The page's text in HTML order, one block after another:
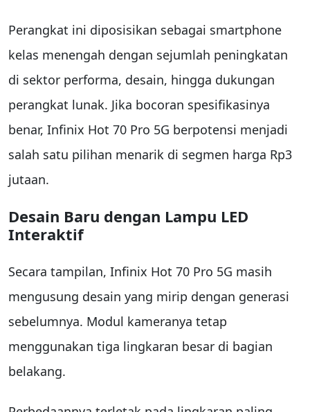
Perangkat ini diposisikan sebagai smartphone
kelas menengah dengan sejumlah peningkatan
di sektor performa, desain, hingga dukungan
perangkat lunak. Jika bocoran spesifikasinya
benar, Infinix Hot 70 Pro 5G berpotensi menjadi
salah satu pilihan menarik di segmen harga Rp3
jutaan.
Desain Baru dengan Lampu LED
Interaktif
Secara tampilan, Infinix Hot 70 Pro 5G masih
mengusung desain yang mirip dengan generasi
sebelumnya. Modul kameranya tetap
menggunakan tiga lingkaran besar di bagian
belakang.